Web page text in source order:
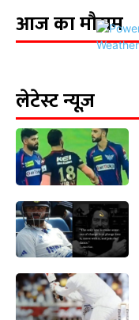
आज का मौसम
लेटेस्ट न्यूज़